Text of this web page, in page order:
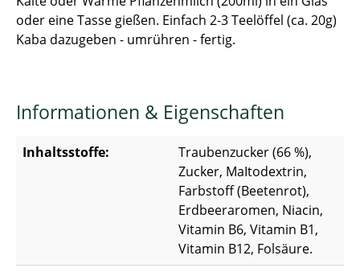
oder eine Tasse gießen. Einfach 2-3 Teelöffel (ca. 20g)
Kaba dazugeben - umrühren - fertig.
Informationen & Eigenschaften
Inhaltsstoffe:
Traubenzucker (66 %),
Zucker, MaItodextrin,
Farbstoff (Beetenrot),
Erdbeeraromen, Niacin,
Vitamin B6, Vitamin B1,
Vitamin B12, Folsäure.